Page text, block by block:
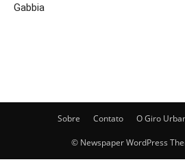
Gabbia
Sobre Contato O Giro
© Newspaper WordPress